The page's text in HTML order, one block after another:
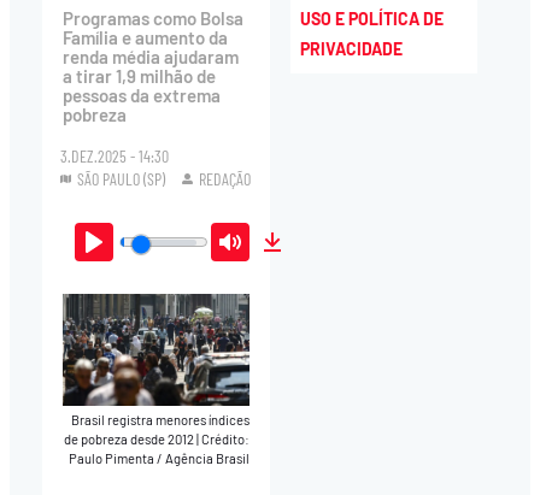
Programas como Bolsa
Família e aumento da
renda média ajudaram
a tirar 1,9 milhão de
pessoas da extrema
pobreza
3.DEZ.2025 - 14:30
SÃO PAULO (SP)
REDAÇÃO
Play Mute
Brasil registra menores índices
de pobreza desde 2012|Crédito:
Paulo Pimenta / Agência Brasil
USO E POLÍTICA DE
PRIVACIDADE